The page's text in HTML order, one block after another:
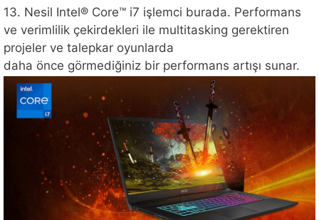
13. Nesil Intel® Core™ i7 işlemci burada. Performans
ve verimlilik çekirdekleri ile multitasking gerektiren
projeler ve talepkar oyunlarda
daha önce görmediğiniz bir performans artışı sunar.